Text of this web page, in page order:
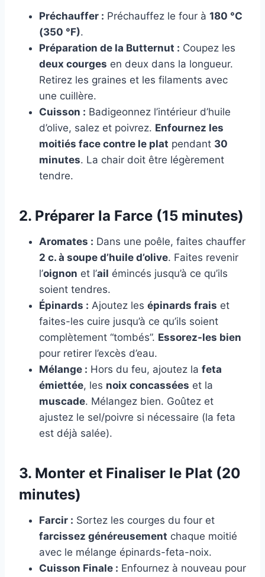
Préchauffer : Préchauffez le four à 180 °C
(350 °F).
Préparation de la Butternut : Coupez les
deux courges en deux dans la longueur.
Retirez les graines et les filaments avec
une cuillère.
Cuisson : Badigeonnez l’intérieur d’huile
d’olive, salez et poivrez. Enfournez les
moitiés face contre le plat pendant 30
minutes. La chair doit être légèrement
tendre.
2. Préparer la Farce (15 minutes)
Aromates : Dans une poêle, faites chauffer
2 c. à soupe d’huile d’olive. Faites revenir
l’oignon et l’ail émincés jusqu’à ce qu’ils
soient tendres.
Épinards : Ajoutez les épinards frais et
faites-les cuire jusqu’à ce qu’ils soient
complètement “tombés”. Essorez-les bien
pour retirer l’excès d’eau.
Mélange : Hors du feu, ajoutez la feta
émiettée, les noix concassées et la
muscade. Mélangez bien. Goûtez et
ajustez le sel/poivre si nécessaire (la feta
est déjà salée).
3. Monter et Finaliser le Plat (20
minutes)
Farcir : Sortez les courges du four et
farcissez généreusement chaque moitié
avec le mélange épinards-feta-noix.
Cuisson Finale : Enfournez à nouveau pour